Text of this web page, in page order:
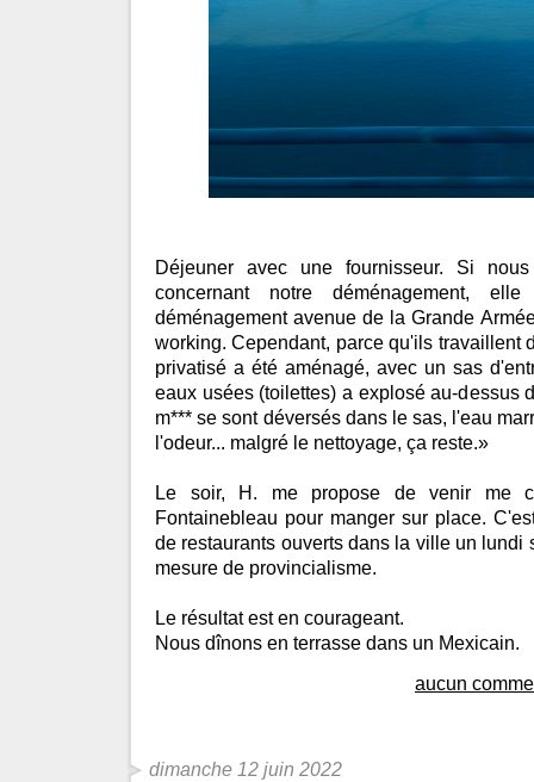
Déjeuner avec une fournisseur. Si
concernant notre déménagement,
déménagement avenue de la Grande
working. Cependant, parce qu'ils travaillent
privatisé a été aménagé, avec un sas
eaux usées (toilettes) a explosé au-dessus
m*** se sont déversés dans le sas, l'eau
l'odeur... malgré le nettoyage, ça reste.»
Le soir, H. me propose de venir me
Fontainebleau pour manger sur place.
de restaurants ouverts dans la ville un lundi
mesure de provincialisme.
Le résultat est en courageant.
Nous dînons en terrasse dans un Mexicain.
aucun
dimanche 12 juin 2022